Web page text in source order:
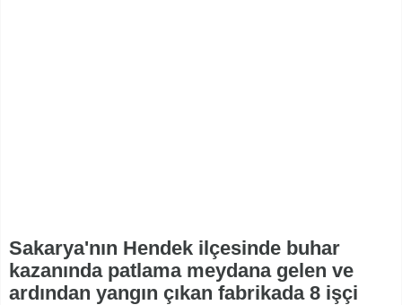
Sakarya'nın Hendek ilçesinde buhar
kazanında patlama meydana gelen ve
ardından yangın çıkan fabrikada 8 işçi